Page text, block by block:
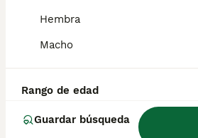
Hembra
Macho
Rango de edad
Guardar búsqueda
¿Cuál es la diferencia